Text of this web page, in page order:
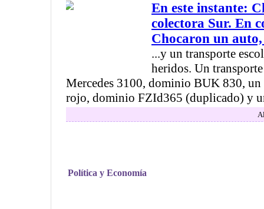
En este instante:
colectora Sur. En
Chocaron un
...y un transporte
heridos. Un
Mercedes 3100, dominio BUK 830,
rojo, dominio FZId365 (duplicado) y
Política y Economía